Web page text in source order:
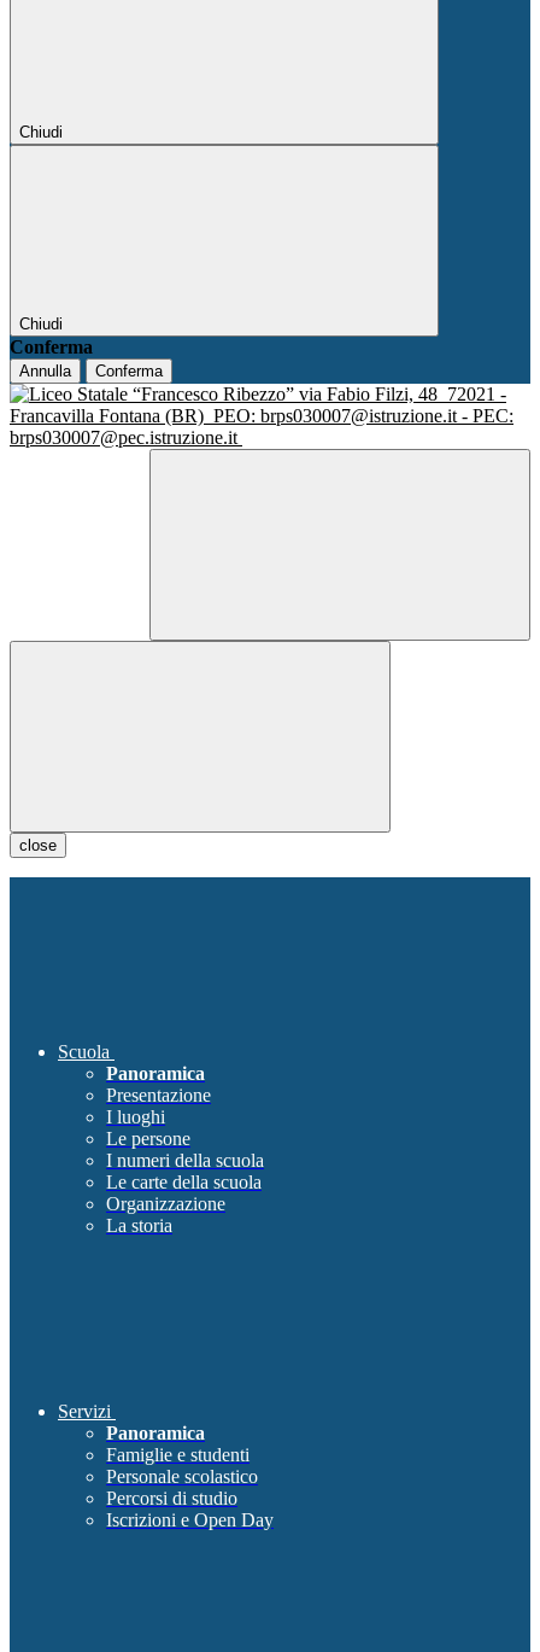
Chiudi
Chiudi
Conferma
Annulla Conferma
via Fabio Filzi, 48 72021 -
Francavilla Fontana (BR) PEO: brps030007@istruzione.it - PEC:
brps030007@pec.istruzione.it
close
Scuola
Panoramica
Presentazione
I luoghi
Le persone
I numeri della scuola
Le carte della scuola
Organizzazione
La storia
Servizi
Panoramica
Famiglie e studenti
Personale scolastico
Percorsi di studio
Iscrizioni e Open Day